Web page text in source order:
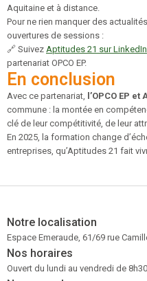
Aquitaine et à distance.
Pour ne rien manquer des
ouvertures de sessions :
🔗 Suivez Aptitudes 21 sur LinkedIn
partenariat OPCO EP.
En conclusion
Avec ce partenariat, l’OPCO EP
commune : la montée en
clé de leur compétitivité, de leur
En 2025, la formation change
entreprises, qu’Aptitudes 21 fait
Notre localisation
Espace Emeraude, 61/69 rue
Nos horaires
Ouvert du lundi au vendredi de